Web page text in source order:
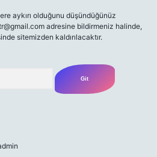
aykırı olduğunu düşündüğünüz
adresine bildirmeniz halinde,
sitemizden kaldırılacaktır.